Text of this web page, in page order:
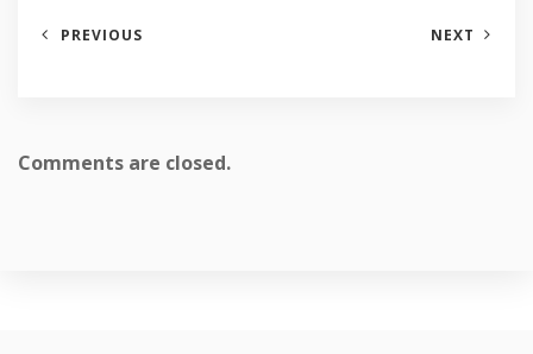
PREVIOUS NEXT
Comments are closed.